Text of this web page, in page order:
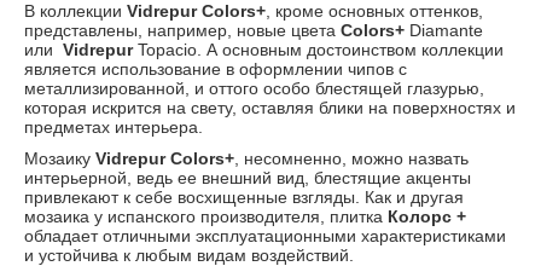
В коллекции Vidrepur Colors+ , кроме основных оттенков,
представлены, например, новые цвета Colors+ Diamante
или VidrepurTopacio. А основным достоинством коллекции
является использование в оформлении чипов с
металлизированной, и оттого особо блестящей глазурью,
которая искрится на свету, оставляя блики на поверхностях и
предметах интерьера.
Мозаику Vidrepur Colors+ , несомненно, можно назвать
интерьерной, ведь ее внешний вид, блестящие акценты
привлекают к себе восхищенные взгляды. Как и другая
мозаика у испанского производителя, плитка Колорс +
обладает отличными эксплуатационными характеристиками
и устойчива к любым видам воздействий.